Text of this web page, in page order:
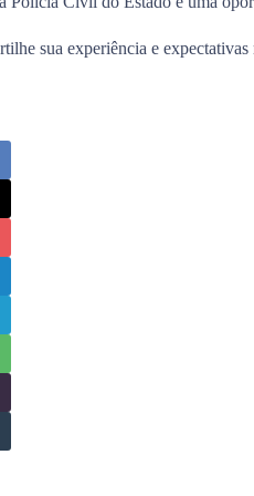
sua experiência e